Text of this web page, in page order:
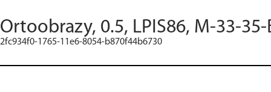
Ortoobrazy, 0.5, LPIS86, M-33-
2fc934f0-1765-11e6-8054-b870f44b6730